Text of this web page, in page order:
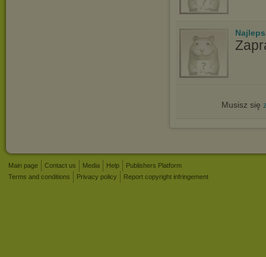
Musisz się
Main page Contact us Media Help
Publishers Platform
Terms and conditions
Privacy policy Report copyright infringement